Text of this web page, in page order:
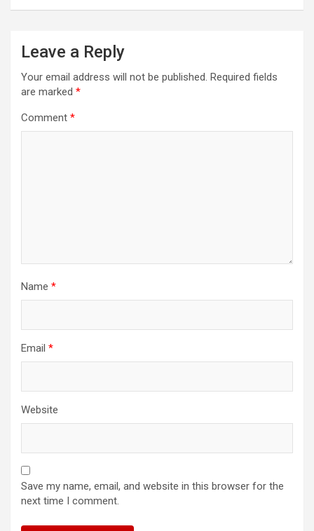
Leave a Reply
Your email address will not be published. Required fields
are marked *
Comment *
Name *
Email *
Website
Save my name, email, and website in this browser for the
next time I comment.